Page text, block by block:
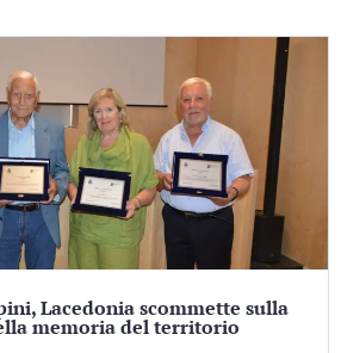
Lacedonia scommette sulla
memoria del territorio